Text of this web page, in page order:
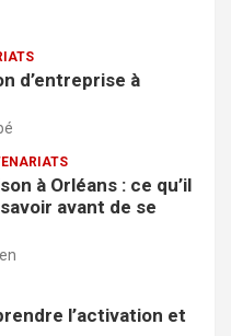
d’entreprise à
à Orléans : ce qu’il
avant de se
l’activation et